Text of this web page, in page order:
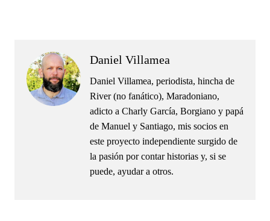
Daniel Villamea
Daniel Villamea, periodista, hincha de
River (no fanático), Maradoniano,
adicto a Charly García, Borgiano y papá
de Manuel y Santiago, mis socios en
este proyecto independiente surgido de
la pasión por contar historias y, si se
puede, ayudar a otros.